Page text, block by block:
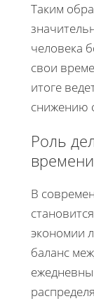
Таким
человека
свои
итоге
снижению
Роль
времени
В
экономии
баланс